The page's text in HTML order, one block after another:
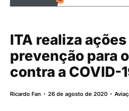
ITA realiza
prevenção para
contra a COVID-
Ricardo Fan 26 de agosto de 2020